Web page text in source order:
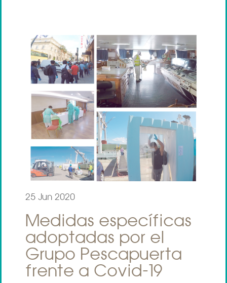
25 Jun 2020
Medidas específicas
adoptadas por el
Grupo Pescapuerta
frente a Covid-19